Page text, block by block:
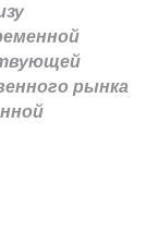
рынка